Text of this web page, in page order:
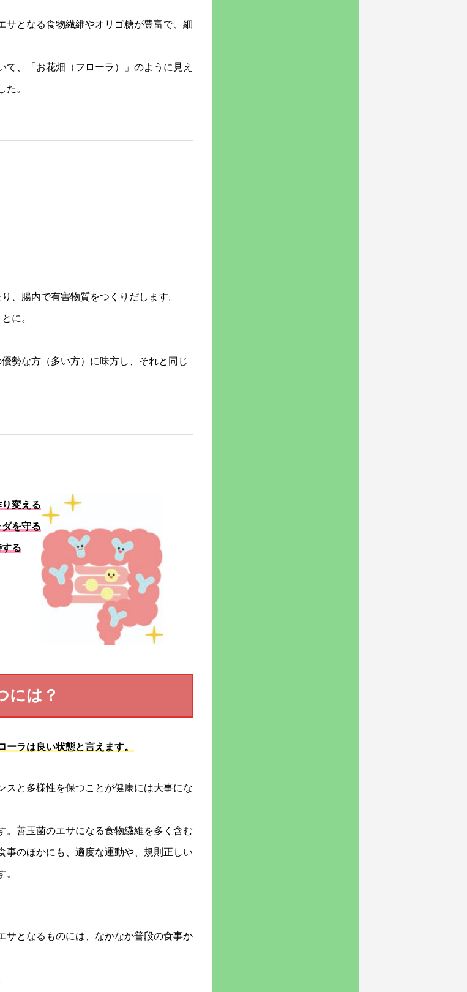
サとなる食物繊維やオリゴ糖が豊富で、細
、「お花畑（フローラ）」のように見え
た。
、腸内で有害物質をつくりだします。
に。
勢な方（多い方）に味方し、それと同じ
変える
を守る
る
には？
ラは良い状態と言えます。
スと多様性を保つことが健康には大事にな
。善玉菌のエサになる食物繊維を多く含む
事のほかにも、適度な運動や、規則正しい
。
サとなるものには、なかなか普段の食事か